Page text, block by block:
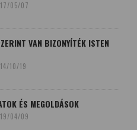
05/07
VAN BIZONYÍTÉK ISTEN
10/19
ÉS MEGOLDÁSOK
04/09